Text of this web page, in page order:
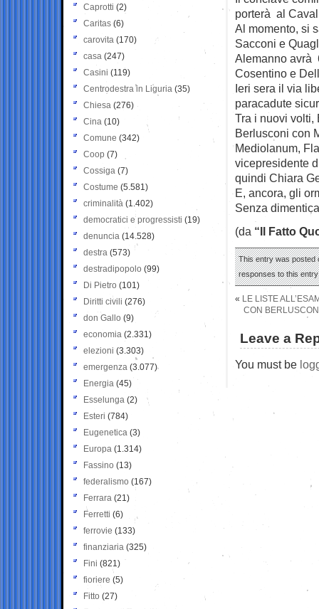
porterà al
Al momento, si
Sacconi e
Alemanno avrà
Cosentino e
Ieri sera il via
paracadute
Tra i nuovi volti,
Berlusconi con
Mediolanum,
vicepresidente
quindi Chiara
E, ancora, gli
Senza
(da “Il Fatto
This entry was posted
responses to this
« LE LISTE
CON
Leave a
You must be
Caprotti (2)
Caritas (6)
carovita (170)
casa (247)
Casini (119)
Centrodestra in Liguria (35)
Chiesa (276)
Cina (10)
Comune (342)
Coop (7)
Cossiga (7)
Costume (5.581)
criminalità (1.402)
democratici e progressisti (19)
denuncia (14.528)
destra (573)
destradipopolo (99)
Di Pietro (101)
Diritti civili (276)
don Gallo (9)
economia (2.331)
elezioni (3.303)
emergenza (3.077)
Energia (45)
Esselunga (2)
Esteri (784)
Eugenetica (3)
Europa (1.314)
Fassino (13)
federalismo (167)
Ferrara (21)
Ferretti (6)
ferrovie (133)
finanziaria (325)
Fini (821)
fioriere (5)
Fitto (27)